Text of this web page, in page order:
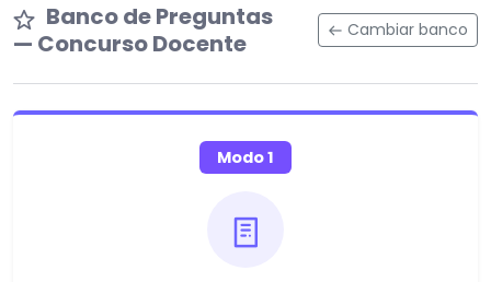
Banco de Preguntas
— Concurso Docente
Cambiar banco
Modo 1